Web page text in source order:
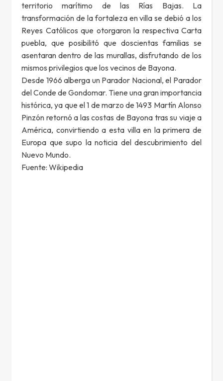
territorio marítimo de las Rías Bajas. La
transformación de la fortaleza en villa se debió a los
Reyes Católicos que otorgaron la respectiva Carta
puebla, que posibilitó que doscientas familias se
asentaran dentro de las murallas, disfrutando de los
mismos privilegios que los vecinos de Bayona.
Desde 1966 alberga un Parador Nacional, el Parador
del Conde de Gondomar. Tiene una gran importancia
histórica, ya que el 1 de marzo de 1493 Martín Alonso
Pinzón retornó a las costas de Bayona tras su viaje a
América, convirtiendo a esta villa en la primera de
Europa que supo la noticia del descubrimiento del
Nuevo Mundo.
Fuente: Wikipedia